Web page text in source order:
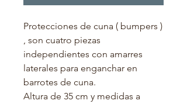
Protecciones de cuna ( bumpers )
, son cuatro piezas
independientes con amarres
laterales para enganchar en
barrotes de cuna.
Altura de 35 cm y medidas a